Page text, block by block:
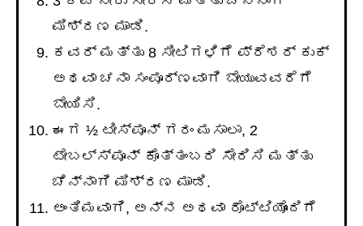
ಮಿಶ್ರಣ ಮಾಡಿ.
ಕವರ್ ಮತ್ತು 8 ಸೀಟಿಗಳಿಗೆ ಪ್ರೆಶರ್ ಕುಕ್
ಅಥವಾ ಚನಾ ಸಂಪೂರ್ಣವಾಗಿ ಬೇಯುವವರೆಗೆ
ಬೇಯಿಸಿ.
ಈಗ ½ ಟೀಸ್ಪೂನ್ ಗರಂ ಮಸಾಲಾ, 2
ಟೇಬಲ್ಸ್ಪೂನ್ ಕೊತ್ತಂಬರಿ ಸೇರಿಸಿ ಮತ್ತು
ಚೆನ್ನಾಗಿ ಮಿಶ್ರಣ ಮಾಡಿ.
ಅಂತಿಮವಾಗಿ, ಅನ್ನ ಅಥವಾ ರೊಟ್ಟಿಯೊಂದಿಗೆ